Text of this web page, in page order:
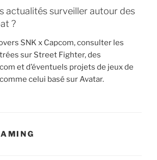
actualités surveiller autour des
?
SNK x Capcom, consulter les
sur Street Fighter, des
et d’éventuels projets de jeux de
celui basé sur Avatar.